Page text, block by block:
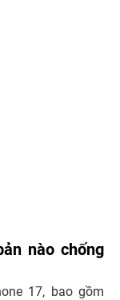
nào chống
17, bao gồm